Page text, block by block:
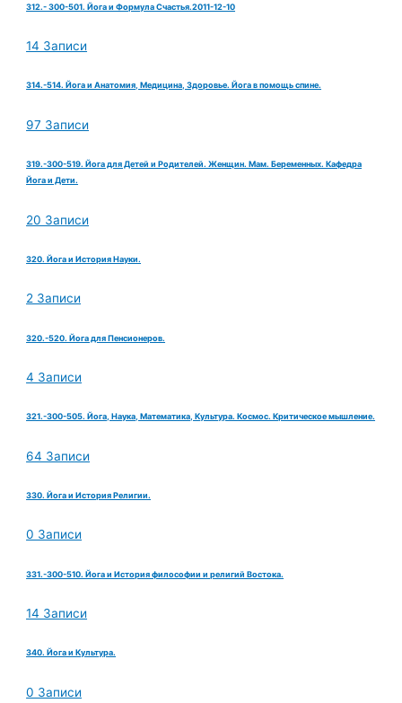
312.- 300-501. Йога и Формула Счастья.2011-12-10
14 Записи
314.-514. Йога и Анатомия, Медицина, Здоровье. Йога в помощь спине.
97 Записи
319.-300-519. Йога для Детей и Родителей. Женщин. Мам. Беременных. Кафедра
Йога и Дети.
20 Записи
320. Йога и История Науки.
2 Записи
320.-520. Йога для Пенсионеров.
4 Записи
321.-300-505. Йога, Наука, Математика, Культура. Космос. Критическое мышление.
64 Записи
330. Йога и История Религии.
0 Записи
331.-300-510. Йога и История философии и религий Востока.
14 Записи
340. Йога и Культура.
0 Записи